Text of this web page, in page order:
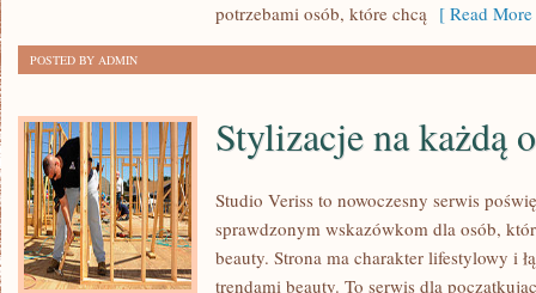
potrzebami osób, które chcą [ Read
POSTED BY ADMIN
Stylizacje na każdą
Studio Veriss to nowoczesny serwis
sprawdzonym wskazówkom dla osób,
beauty. Strona ma charakter lifestylowy i
trendami beauty. To serwis dla